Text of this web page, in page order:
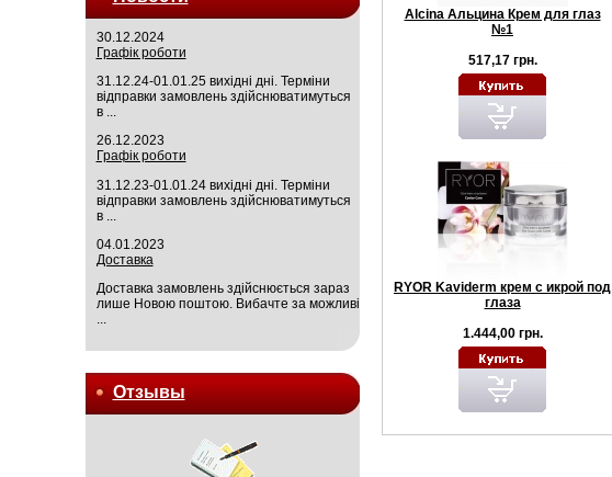
30.12.2024
Графік роботи
31.12.24-01.01.25 вихідні дні. Терміни
відправки замовлень здійснюватимуться
в ...
26.12.2023
Графік роботи
31.12.23-01.01.24 вихідні дні. Терміни
відправки замовлень здійснюватимуться
в ...
04.01.2023
Доставка
Доставка замовлень здійснюється зараз
лише Новою поштою. Вибачте за можливі
...
Отзывы
Alcina Альцина Крем для глаз
№1
517,17 грн.
RYOR Kaviderm крем с икрой под
глаза
1.444,00 грн.